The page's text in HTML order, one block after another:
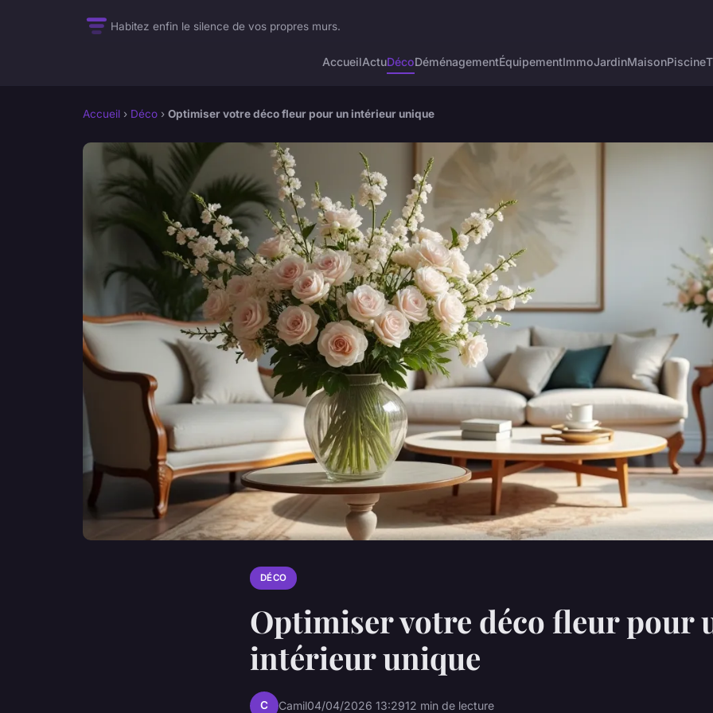
Habitez enfin le silence de vos propres murs.
AccueilActuDécoDéménagementÉquipementImmoJardinMaisonPiscine
Accueil › Déco › Optimiser votre déco fleur pour un intérieur unique
DÉCO
Optimiser votre déco fleur pour
intérieur unique
C Camil04/04/2026 13:2912 min de lecture